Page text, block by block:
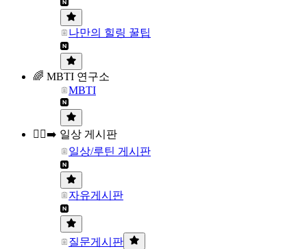
나만의 힐링 꿀팁
🌈 MBTI 연구소
MBTI
🏃‍♀️‍➡️ 일상 게시판
일상/루틴 게시판
자유게시판
질문게시판